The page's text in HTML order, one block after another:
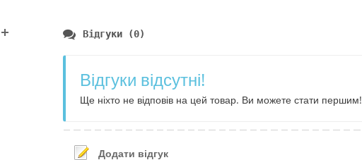
Відгуки (0)
Відгуки відсутні!
Ще ніхто не відповів на цей товар. Ви можете стати першим!
Додати відгук